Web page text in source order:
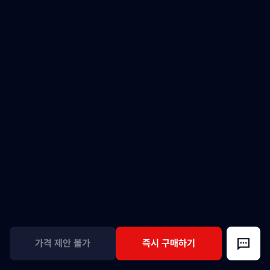
가격 제안 불가 즉시 구매하기